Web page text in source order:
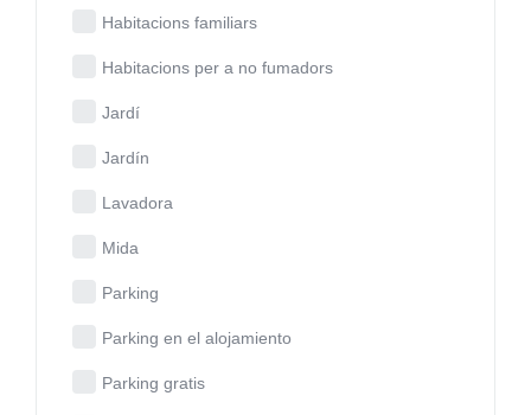
Habitacions familiars
Habitacions per a no fumadors
Jardí
Jardín
Lavadora
Mida
Parking
Parking en el alojamiento
Parking gratis